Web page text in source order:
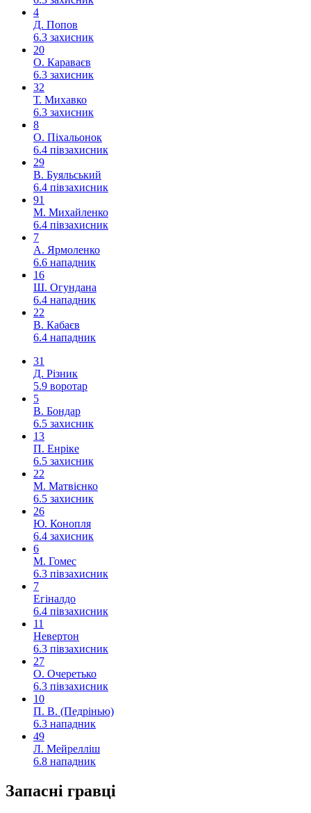
4
Д. Попов
6.3 захисник
20
О. Караваєв
6.3 захисник
32
Т. Михавко
6.3 захисник
8
О. Піхальонок
6.4 півзахисник
29
В. Буяльський
6.4 півзахисник
91
М. Михайленко
6.4 півзахисник
7
А. Ярмоленко
6.6 нападник
16
Ш. Огундана
6.4 нападник
22
В. Кабаєв
6.4 нападник
31
Д. Різник
5.9 воротар
5
В. Бондар
6.5 захисник
13
П. Енріке
6.5 захисник
22
М. Матвієнко
6.5 захисник
26
Ю. Конопля
6.4 захисник
6
М. Гомес
6.3 півзахисник
7
Егіналдо
6.4 півзахисник
11
Невертон
6.3 півзахисник
27
О. Очеретько
6.3 півзахисник
10
П. В. (Педрінью)
6.3 нападник
49
Л. Мейрелліш
6.8 нападник
Запасні гравці